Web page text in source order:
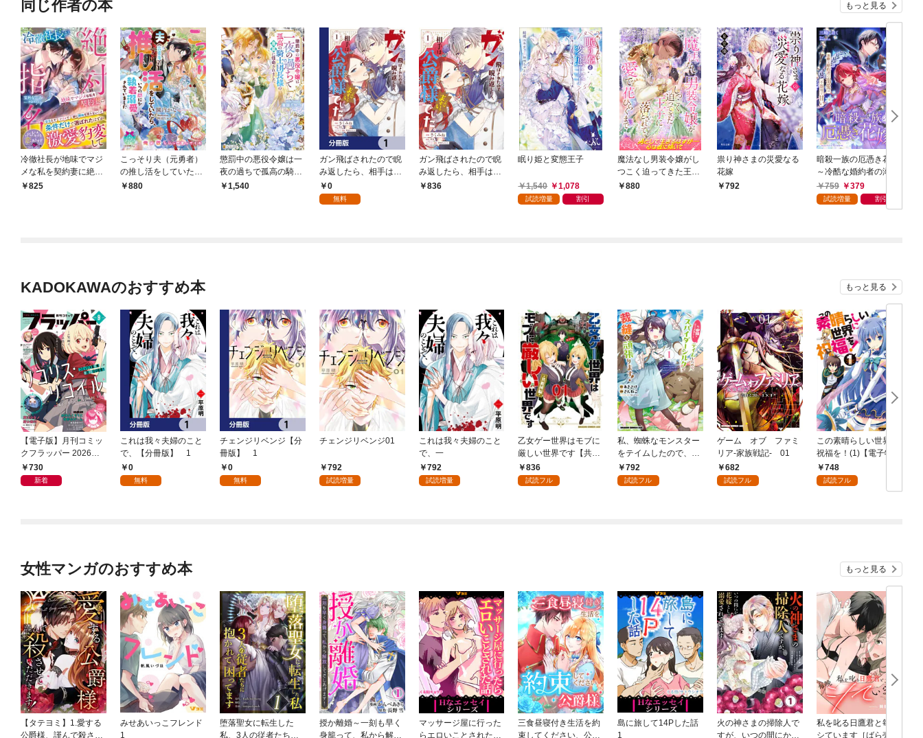
同じ作者の本 もっと見る
冷徹社長が地味でマジ
メな私を契約妻に絶対
指名～条件だけで選ば
825
こっそり夫（元勇者）
の推し活をしていた
ら、いつの間にか執着
880
懲罰中の悪役令嬢は一
夜の過ちで孤高の騎士
団長様の専属に任命さ
1,540
ガン飛ばされたので睨
み返したら、相手は公
爵様でした。これはま
ずい。【分冊版】 1
0
無料
ガン飛ばされたので睨
み返したら、相手は公
爵様でした。これはま
836
眠り姫と変態王子
1,540 1,078
試読増量 割引
魔法なし男装令嬢がし
つこく迫ってきた王子
に落とされて、愛で花
880
祟り神さまの災愛なる
花嫁
792
暗殺一族の厄憑き花嫁
～冷酷な婚約者の溺愛
は不器用で甘い～上
759 379
試読増量 割引
KADOKAWAのおすすめ本 もっと見る
【電子版】月刊コミッ
クフラッパー 2026年9
月号730
新着
これは我々夫婦のこと
で、【分冊版】 1
0
無料
チェンジリベンジ【分
冊版】 1
0
無料
チェンジリベンジ01
792
試読増量
これは我々夫婦のこと
で、一
792
試読増量
乙女ゲー世界はモブに
厳しい世界です【共和
国編】 ０１
836
試読フル
私、蜘蛛なモンスター
をテイムしたので、ス
パイダーシルクで裁縫
を頑張ります！ 1
792
試読フル
ゲーム オブ ファミ
リア-家族戦記- 01
682
試読フル
この素晴らしい世界に
祝福を！(1)【電子特別
版】748
試読フル
女性マンガのおすすめ本 もっと見る
【タテヨミ】1.愛する
公爵様、謹んで殺させ
みせあいっこフレンド
1
堕落聖女に転生した
私、3人の従者たちに
授か離婚～一刻も早く
身籠って、私から解放
マッサージ屋に行った
らエロいことされた話
三食昼寝付き生活を約
束してください、公爵
島に旅して14Pした話
1
火の神さまの掃除人で
すが、いつの間にか花
私を叱る日鷹君と毎晩
シています［ばら売